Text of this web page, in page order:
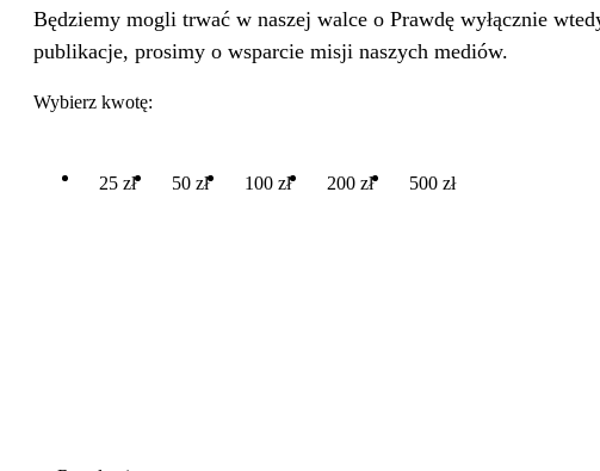
Będziemy mogli trwać w naszej walce o Prawdę wyłącznie
publikacje, prosimy o wsparcie misji naszych mediów.
Wybierz kwotę:
25 zł 50 zł 100 zł 200 zł 500 zł